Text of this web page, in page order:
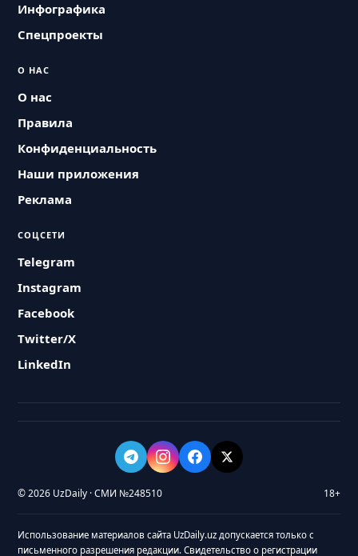
Инфографика
Спецпроекты
О НАС
О нас
Правила
Конфиденциальность
Наши приложения
Реклама
СОЦСЕТИ
Telegram
Instagram
Facebook
Twitter/X
LinkedIn
© 2026 UzDaily · СМИ №248510 18+
Использование материалов сайта UzDaily.uz допускается только с
письменного разрешения редакции. Свидетельство о регистрации